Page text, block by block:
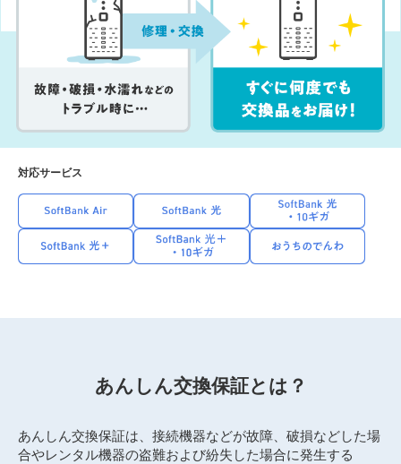
対応サービス
あんしん交換保証とは？
あんしん交換保証は、接続機器などが故障、破損などした場
合やレンタル機器の盗難および紛失した場合に発生する